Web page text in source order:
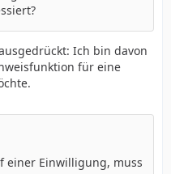
Ich bin davon
für eine
einer Einwilligung, muss